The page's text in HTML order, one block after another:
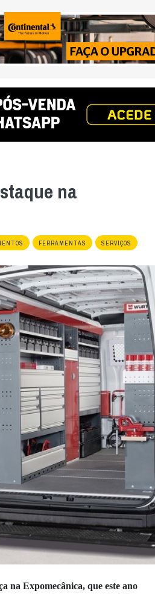
na
FERRAMENTAS SERVIÇOS
na Expomecânica, que este ano